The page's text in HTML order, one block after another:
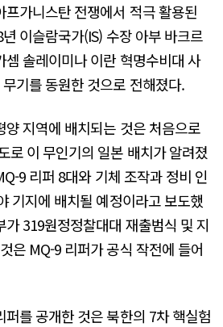
프가니스탄 전쟁에서 적극 활용된
이슬람국가(IS) 수장 아부 바크르
셈 솔레이미나 이란 혁명수비대 사
기를 동원한 것으로 전해졌다.
양 지역에 배치되는 것은 처음으로
로 이 무인기의 일본 배치가 알려졌
9 리퍼 8대와 기체 조작과 정비 인
기지에 배치될 예정이라고 보도했
가 319원정정찰대대 재출범식 및 지
은 MQ-9 리퍼가 공식 작전에 들어
퍼를 공개한 것은 북한의 7차 핵실험